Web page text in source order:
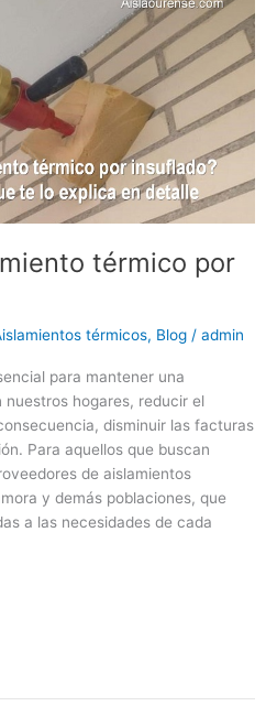
térmico por
térmicos, Blog / admin
para mantener una
hogares, reducir el
disminuir las facturas
Para aquellos que buscan
de aislamientos
y demás poblaciones, que
a las necesidades de cada